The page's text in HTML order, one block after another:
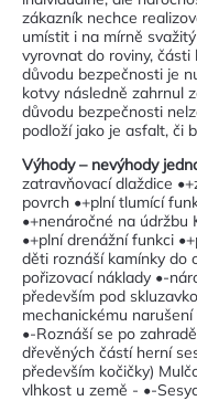
zákazník nechce
umístit i na mírně
vyrovnat do roviny,
důvodu bezpečnosti je
kotvy následně zahrnul
důvodu bezpečnosti
podloží jako je asfalt, či
Výhody – nevýhody
zatravňovací dlaždice
povrch •+plní tlumící
•+nenáročné na údržbu
•+plní drenážní funkci
děti roznáší kamínky do
pořizovací náklady •-
především pod
mechanickému
•-Roznáší se po
dřevěných částí herní
především kočičky)
vlhkost u země - •-